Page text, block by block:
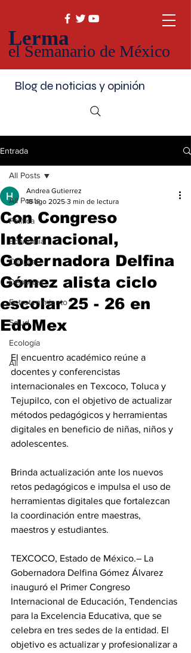
Lerma
el Semanario de México
Blog de noticias y opinión
Entrada
All Posts
Política
Economía
Cultura
Deportes
Entretenimiento
Salud
Ecología
All
All Posts
Con Congreso
Internacional,
Gobernadora Delfina
Gómez alista ciclo
escolar 25 - 26 en
EdoMex
Andrea Gutierrez
18 ago 2025 3 min de lectura
El encuentro académico reúne a
docentes y conferencistas
internacionales en Texcoco, Toluca y
Tejupilco, con el objetivo de actualizar
métodos pedagógicos y herramientas
digitales en beneficio de niñas, niños y
adolescentes.
Brinda actualización ante los nuevos
retos pedagógicos e impulsa el uso de
herramientas digitales que fortalezcan
la coordinación entre maestras,
maestros y estudiantes.
TEXCOCO, Estado de México.– La
Gobernadora Delfina Gómez Álvarez
inauguró el Primer Congreso
Internacional de Educación, Tendencias
para la Excelencia Educativa, que se
celebra en tres sedes de la entidad. El
objetivo es actualizar y profesionalizar a